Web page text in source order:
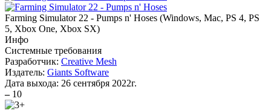
Farming Simulator 22 - Pumps n' Hoses (Windows, Mac, PS 4, PS
5, Xbox One, Xbox SX)
Инфо
Системные требования
Разработчик: Creative Mesh
Издатель: Giants Software
Дата выхода: 26 сентября 2022г.
– 10